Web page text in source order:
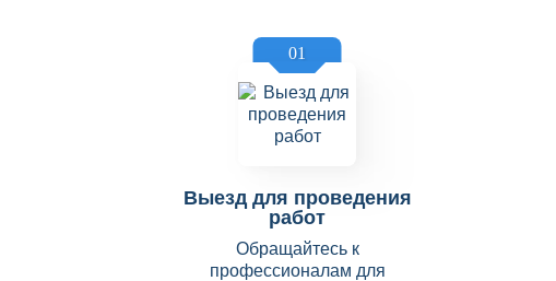
01
Выезд для проведения
работ
Обращайтесь к
профессионалам для